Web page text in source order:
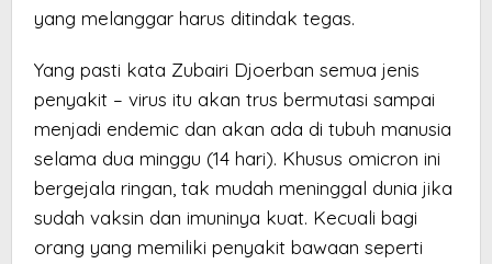
yang melanggar harus ditindak tegas.
Yang pasti kata Zubairi Djoerban semua jenis
penyakit – virus itu akan trus bermutasi sampai
menjadi endemic dan akan ada di tubuh manusia
selama dua minggu (14 hari). Khusus omicron ini
bergejala ringan, tak mudah meninggal dunia jika
sudah vaksin dan imuninya kuat. Kecuali bagi
orang yang memiliki penyakit bawaan seperti